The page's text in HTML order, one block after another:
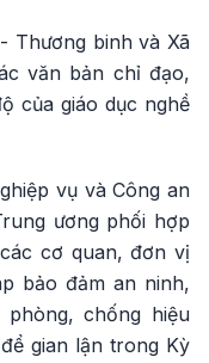
Thương binh và Xã
văn bản chỉ đạo,
của giáo dục nghề
vụ và Công an
ương phối hợp
cơ quan, đơn vị
bảo đảm an ninh,
chống hiệu
gian lận trong Kỳ